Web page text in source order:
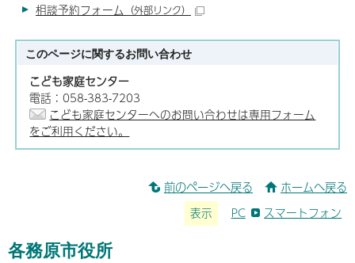
相談予約フォーム （外部リンク）
このページに関するお問い合わせ
こども家庭センター
電話：058-383-7203
こども家庭センターへのお問い合わせは専用フォーム
をご利用ください。
前のページへ戻る ホームへ戻る
表示 PC スマートフォン
各務原市役所